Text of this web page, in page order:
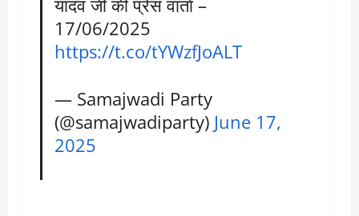
17/06/2025
https://t.co/tYWzfJoALT
— Samajwadi Party
(@samajwadiparty) June 17,
2025